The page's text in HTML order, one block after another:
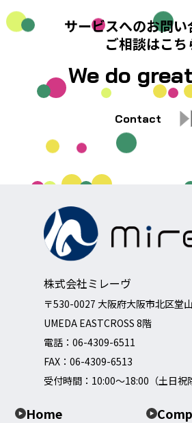
サービスへのお問い
ご相談はこち
We do
Contact
株式会社ミレーヴ
〒530-0027 大阪府大阪市北区堂
UMEDA EASTCROSS 8階
電話： 06-4309-6511
FAX：06-4309-6513
受付時間：10:00～18:00（土日祝
Home